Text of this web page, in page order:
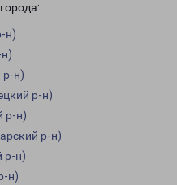
н)
р-н)
р-н)
р-н)
р-н)
р-н)
н)